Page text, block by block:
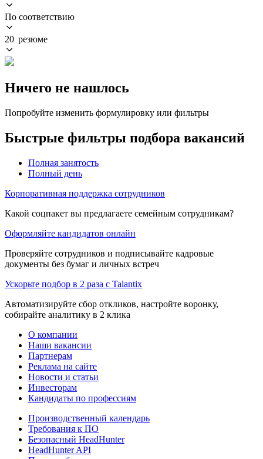
По соответствию
20 резюме
Ничего не нашлось
Попробуйте изменить формулировку или фильтры
Быстрые фильтры подбора вакансий
Полная занятость
Полный день
Корпоративная поддержка сотрудников
Какой соцпакет вы предлагаете семейным сотрудникам?
Оформляйте кандидатов онлайн
Проверяйте сотрудников и подписывайте кадровые
документы без бумаг и личных встреч
Ускорьте подбор в 2 раза с Talantix
Автоматизируйте сбор откликов, настройте воронку,
собирайте аналитику в 2 клика
О компании
Наши вакансии
Партнерам
Реклама на сайте
Новости и статьи
Инвесторам
Кандидаты по профессиям
Производственный календарь
Требования к ПО
Безопасный HeadHunter
HeadHunter API